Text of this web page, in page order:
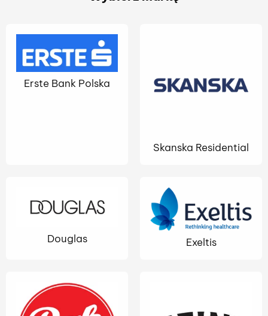
Erste Bank Polska
Skanska Residential
Douglas Exeltis